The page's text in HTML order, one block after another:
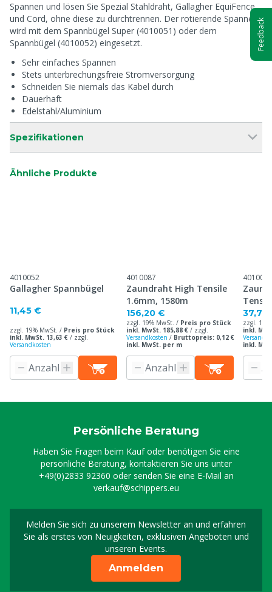
Spannen und lösen Sie Spezial Stahldraht, Gallagher EquiFence
und Cord, ohne diese zu durchtrennen. Der rotierende Spanner
wird mit dem Spannbügel Super (4010051) oder dem
Spannbügel (4010052) eingesetzt.
Sehr einfaches Spannen
Stets unterbrechungsfreie Stromversorgung
Schneiden Sie niemals das Kabel durch
Dauerhaft
Edelstahl/Aluminium
Spezifikationen
Ähnliche Produkte
4010052
Gallagher Spannbügel
11,45 €
zzgl. 19% MwSt. / Preis pro Stück
inkl. MwSt. 13,63 € / zzgl.
Versandkosten
4010087
Zaundraht High Tensile
1.6mm, 1580m
156,20 €
zzgl. 19% MwSt. / Preis pro Stück
inkl. MwSt. 185,88 € / zzgl.
Versandkosten / Bruttopreis: 0,12 €
inkl. MwSt. per m
4010088
37,73
zzgl.
inkl.
inkl.
Persönliche Beratung
Haben Sie Fragen beim Kauf oder benötigen Sie eine
persönliche Beratung, kontaktieren Sie uns unter
+49(0)2833 92360 oder senden Sie eine E-Mail an
verkauf@schippers.eu
Melden Sie sich zu unserem Newsletter an und erfahren
Sie als erstes von Neuigkeiten, exklusiven Angeboten und
unseren Events.
Melden Sie sich für
Anmelden
Feedback